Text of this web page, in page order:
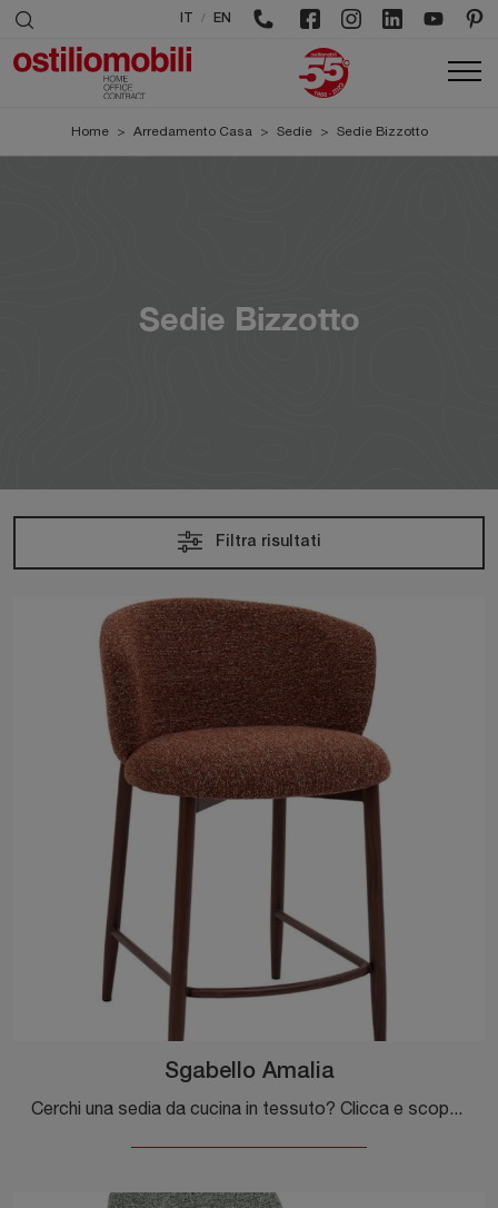
/ EN
Home > Arredamento Casa > Sedie > Sedie Bizzotto
Sedie Bizzotto
Filtra risultati
Sgabello Amalia
Cerchi una sedia da cucina in tessuto? Clicca e scopri il modello Sgabello Amalia di Bizzotto per completare i tuoi interni alla perfezione.